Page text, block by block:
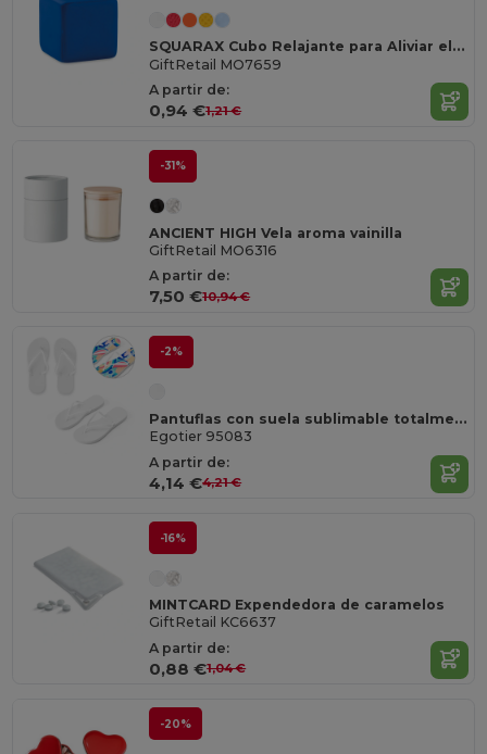
SQUARAX Cubo Relajante para Aliviar el Estrés Diario
GiftRetail MO7659
A partir de:
0,94 €1,21 €
-31%
ANCIENT HIGH Vela aroma vainilla
GiftRetail MO6316
A partir de:
7,50 €10,94 €
-2%
Pantuflas con suela sublimable totalmente personalizables
Egotier 95083
A partir de:
4,14 €4,21 €
-16%
MINTCARD Expendedora de caramelos
GiftRetail KC6637
A partir de:
0,88 €1,04 €
-20%